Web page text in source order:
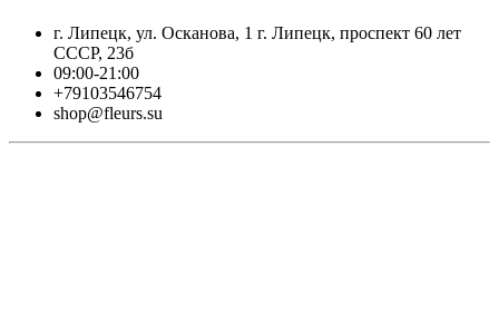
г. Липецк, ул. Осканова, 1 г. Липецк, проспект 60 лет
СССР, 23б
09:00-21:00
+79103546754
shop@fleurs.su